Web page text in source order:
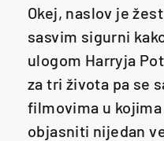
Okej, naslov je
sasvim sigurni
ulogom Harryja
za tri života pa se
filmovima u
objasniti nijedan